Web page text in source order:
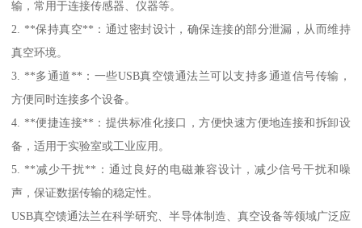
输，常用于连接传感器、仪器等。
2. **保持真空**：通过密封设计，确保连接的部分泄漏，从而维持
真空环境。
3. **多通道**：一些USB真空馈通法兰可以支持多通道信号传输，
方便同时连接多个设备。
4. **便捷连接**：提供标准化接口，方便快速方便地连接和拆卸设
备，适用于实验室或工业应用。
5. **减少干扰**：通过良好的电磁兼容设计，减少信号干扰和噪
声，保证数据传输的稳定性。
USB真空馈通法兰在科学研究、半导体制造、真空设备等领域广泛应